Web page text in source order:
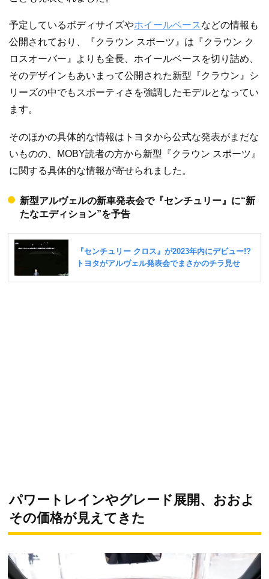
予定しているボディサイズやホイールベース などの情報も
公開されており、『クラウン スポーツ』は『クラウン ク
ロスオーバー』よりも全長、ホイールベースを切り詰め、
そのデザインもあいまって公開された新型『クラウン』シ
リーズの中でもスポーティさを強調したモデルとなってい
ます。
そのほかの具体的な情報はトヨタから公式な発表がまだな
いものの、MOBY読者の方から新型『クラウン スポーツ』
に関する具体的な情報が寄せられました。
新型アルヴェルの新車発表会で『センチュリー』に“新
たなエディション”を予告
パワートレインやグレード展開、おおよ
その価格が見えてきた